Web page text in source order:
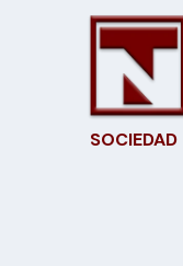
SOCIEDAD